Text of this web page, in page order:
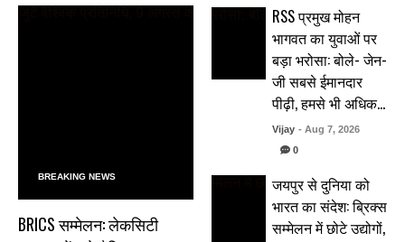
BREAKING NEWS
BRICS सम्मेलन: लेकसिटी
RSS प्रमुख मोहन
भागवत का युवाओं पर
बड़ा भरोसा: बोले- जेन-
जी सबसे ईमानदार
पीढ़ी, हमसे भी अधिक…
Vijay - Aug 7, 2026
0
जयपुर से दुनिया को
भारत का संदेश: ब्रिक्स
सम्मेलन में छोटे उद्योगों,